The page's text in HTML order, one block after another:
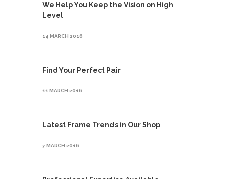
We Help You Keep the Vision on High
Level
14 MARCH 2016
Find Your Perfect Pair
11 MARCH 2016
Latest Frame Trends in Our Shop
7 MARCH 2016